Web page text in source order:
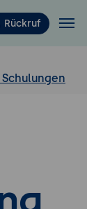
Rückruf